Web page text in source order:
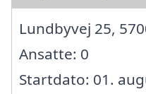
Lundbyvej 25,
Ansatte: 0
Startdato: 01.